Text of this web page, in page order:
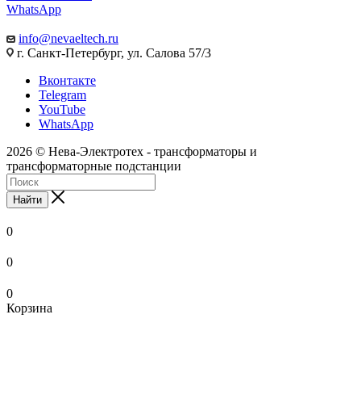
WhatsApp
info@nevaeltech.ru
г. Санкт-Петербург, ул. Салова 57/3
Вконтакте
Telegram
YouTube
WhatsApp
2026 © Нева-Электротех - трансформаторы и
трансформаторные подстанции
Найти
0
0
0
Корзина